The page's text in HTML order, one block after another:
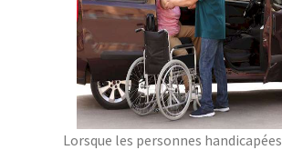
Lorsque les personnes handicapées